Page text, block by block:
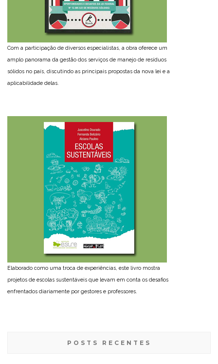
Com a participação de diversos especialistas, a obra oferece um
amplo panorama da gestão dos serviços de manejo de resíduos
sólidos no país, discutindo as principais propostas da nova lei e a
aplicabilidade delas.
Elaborado como uma troca de experiências, este livro mostra
projetos de escolas sustentáveis que levam em conta os desafios
enfrentados diariamente por gestores e professores.
POSTS RECENTES